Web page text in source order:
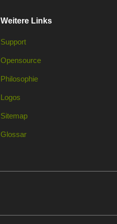
Weitere Links
Support
Opensource
Philosophie
Logos
Sitemap
Glossar